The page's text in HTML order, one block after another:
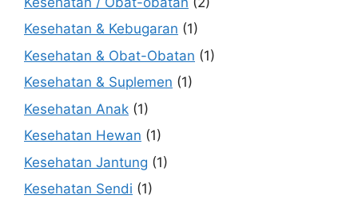
Kesehatan & Kebugaran (1)
Kesehatan & Obat-Obatan (1)
Kesehatan & Suplemen (1)
Kesehatan Anak (1)
Kesehatan Hewan (1)
Kesehatan Jantung (1)
Kesehatan Sendi (1)